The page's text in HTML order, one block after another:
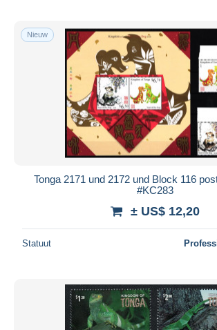
Nieuw
Tonga 2171 und 2172 und Block 116
#KC283
± US$ 12,20
Statuut